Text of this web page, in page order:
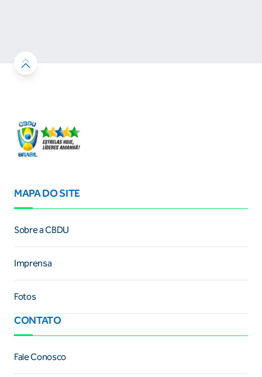
MAPA DO SITE
Sobre a CBDU
Imprensa
Fotos
CONTATO
Fale Conosco